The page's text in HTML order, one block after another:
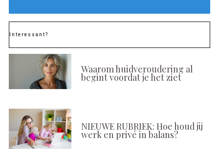
Interessant?
Waarom huidveroudering al
begint voordat je het ziet
NIEUWE RUBRIEK: Hoe houd jij
werk en privé in balans?